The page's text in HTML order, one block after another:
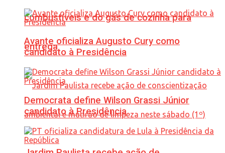
combustíveis e do gás de cozinha para
entrega
Avante oficializa Augusto Cury como
candidato à Presidência
Democrata define Wilson Grassi Júnior
candidato à Presidência